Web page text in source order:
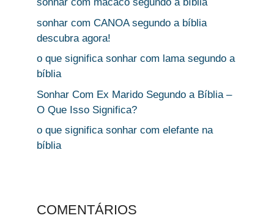
sonhar com CANOA segundo a bíblia
descubra agora!
o que significa sonhar com lama segundo a
bíblia
Sonhar Com Ex Marido Segundo a Bíblia –
O Que Isso Significa?
o que significa sonhar com elefante na
bíblia
COMENTÁRIOS